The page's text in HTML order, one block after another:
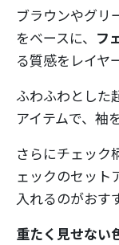
ブラウンやグリ
をベースに、 フ
る質感をレイヤ
ふわふわとした
アイテムで、袖
さらにチェック
ェックのセット
入れるのがおす
重たく見せない